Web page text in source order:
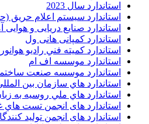
استاندارد سال 2023
استاندارد سیستم اعلام حریق
استاندارد صنایع دریایی و هوایی
استاندارد کمپانی هانی ول
استاندارد کميته فني راديو
استاندارد موسسه اف ام
استاندارد موسسه صنعت
استاندارد هاي سازمان بين
استاندارد هاي ملي روسيه به
استاندارد های انجمن تست هاي
استاندارد های انجمن توليد